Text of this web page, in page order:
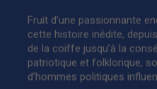
Fruit d’une passionnante
cette histoire inédite,
de la coiffe jusqu’à la
patriotique et folklorique,
d’hommes politiques